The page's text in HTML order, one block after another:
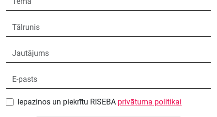
Iepazinos un piekrītu RISEBA privātuma politikai